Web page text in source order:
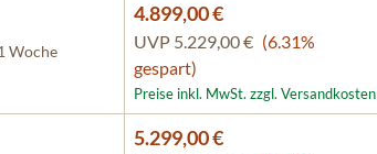
Woche
4.899,00 €
UVP 5.229,00 € (6.31%
gespart)
Preise inkl. MwSt. zzgl. Versandkosten
5.299,00 €